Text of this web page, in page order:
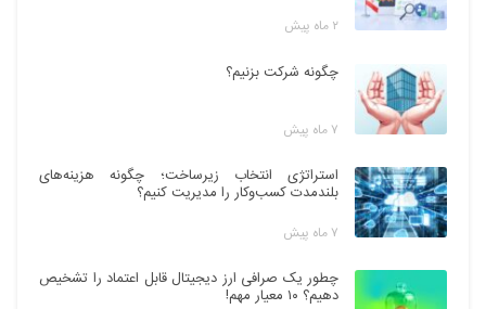
۲ ماه پیش
چگونه شرکت بزنیم؟
۷ ماه پیش
استراتژی انتخاب زیرساخت؛ چگونه هزینه‌های
بلندمدت کسب‌وکار را مدیریت کنیم؟
۷ ماه پیش
چطور یک صرافی ارز دیجیتال قابل اعتماد را تشخیص
دهیم؟ ۱۰ معیار مهم!